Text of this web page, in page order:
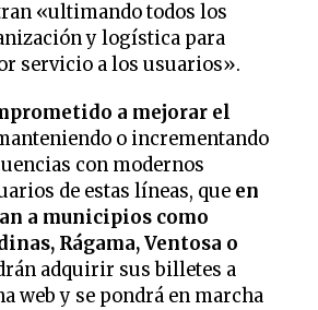
«ultimando todos los
y logística para
servicio a los usuarios».
a mejorar el
o incrementando
con modernos
de estas líneas, que en
a municipios como
Rágama, Ventosa o
adquirir sus billetes a
web y se pondrá en marcha